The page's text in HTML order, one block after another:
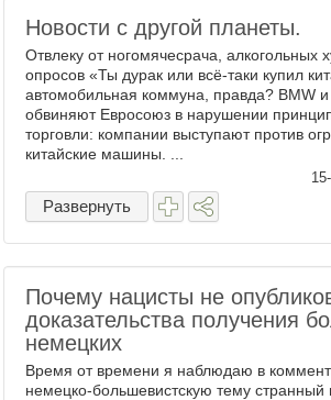
Новости с другой планеты.
Отвлеку от ногомячесрача, алкогольных
опросов «Ты дурак или всё-таки купил
автомобильная коммуна, правда? BMW
обвиняют Евросоюз в нарушении
торговли: компании выступают против
китайские машины. ...
Развернуть
Почему нацисты не
доказательства получения
немецких
Время от времени я наблюдаю в
немецко-большевистскую тему странный